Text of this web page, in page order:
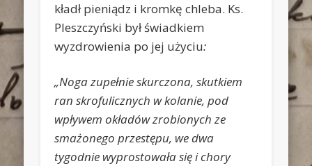
kładł pieniądz i kromkę chleba. Ks.
Pleszczyński był świadkiem
wyzdrowienia po jej użyciu:
„Noga zupełnie skurczona, skutkiem
ran skrofulicznych w kolanie, pod
wpływem okładów zrobionych ze
smażonego przestępu, we dwa
tygodnie wyprostowała się i chory